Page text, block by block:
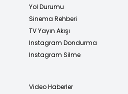
Yol Durumu
Sinema Rehberi
TV Yayın Akışı
Instagram Dondurma
Instagram Silme
Video Haberler